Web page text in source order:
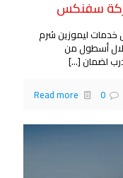
سفنكس
ليموزين شرم
أسطول من
لضمان[…]
0
Read more